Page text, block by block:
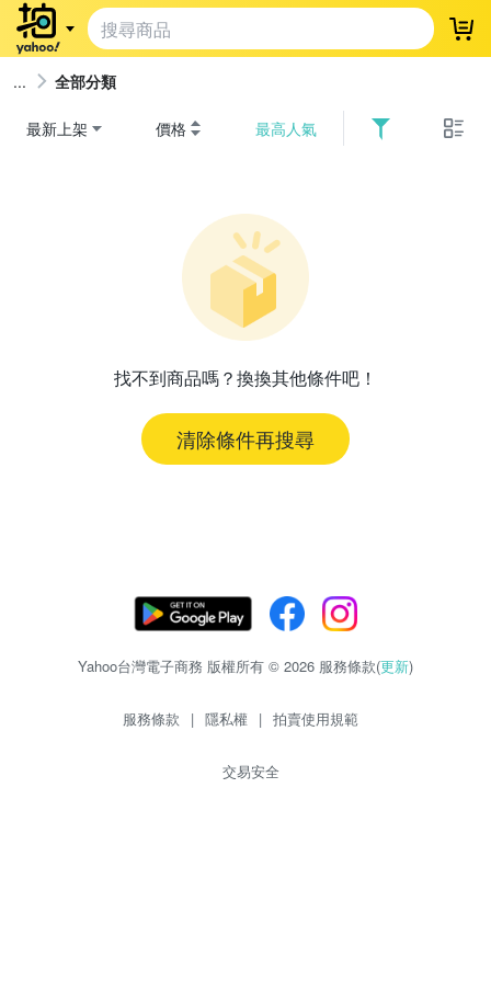
登
全部分類
最新上架 價格 最高人氣
找不到商品嗎？換換其他條件吧！
清除條件再搜尋
Yahoo台灣電子商務 版權所有 © 2026 服務條款(更新)
服務條款 | 隱私權 | 拍賣使用規範
交易安全